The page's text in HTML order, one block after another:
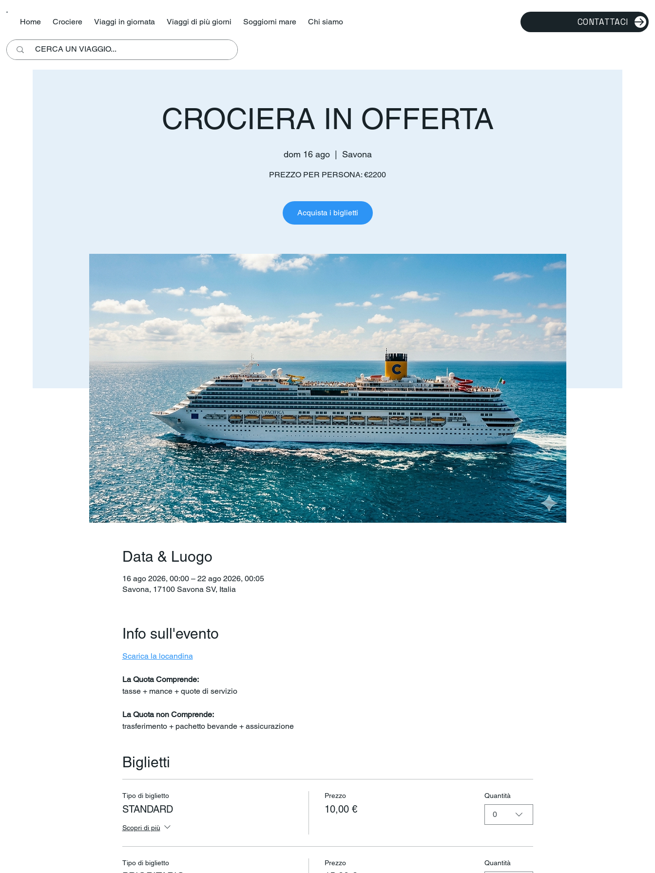
Home Crociere Viaggi in giornata Viaggi di più giorni Soggiorni mare Chi siamo CONTATTACI
CROCIERA IN OFFERTA
dom 16 ago
  |
Savona
PREZZO PER PERSONA: €2200
Acquista i biglietti
Data & Luogo
16 ago 2026, 00:00 – 22 ago 2026, 00:05
Savona, 17100 Savona SV, Italia
Info sull'evento
Scarica la locandina
La Quota Comprende:
tasse + mance + quote di servizio
La Quota non Comprende:
trasferimento + pachetto bevande + assicurazione
Biglietti
Tipo di biglietto
STANDARD
Scopri di più
Prezzo
10,00 €
Quantità
0
Tipo di biglietto Prezzo Quantità